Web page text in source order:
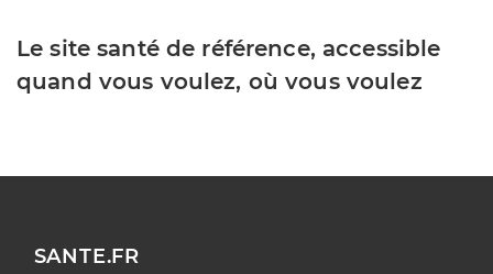
Le site santé de référence, accessible
quand vous voulez, où vous voulez
SANTE.FR